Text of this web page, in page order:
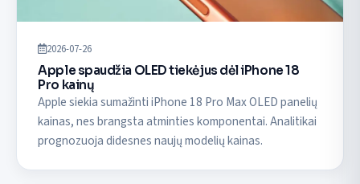
2026-07-26
Apple spaudžia OLED tiekėjus dėl iPhone 18
Pro kainų
Apple siekia sumažinti iPhone 18 Pro Max OLED panelių
kainas, nes brangsta atminties komponentai. Analitikai
prognozuoja didesnes naujų modelių kainas.